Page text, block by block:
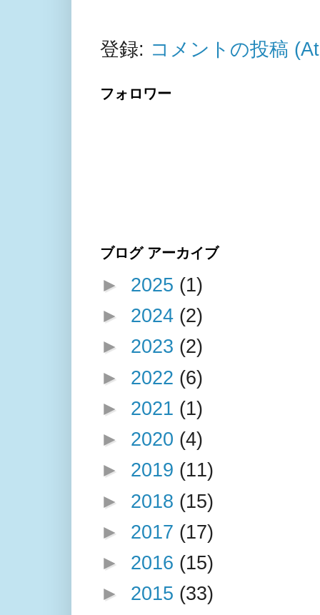
登録: コメントの投稿
フォロワー
ブログ アーカイブ
► 2025 (1)
► 2024 (2)
► 2023 (2)
► 2022 (6)
► 2021 (1)
► 2020 (4)
► 2019 (11)
► 2018 (15)
► 2017 (17)
► 2016 (15)
► 2015 (33)